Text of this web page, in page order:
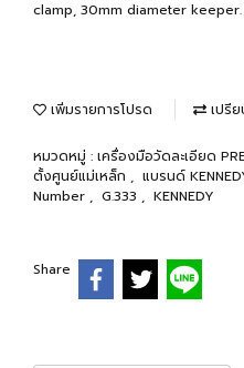
clamp, 30mm diameter keeper.
เพิ่มรายการโปรด เปรี
หมวดหมู่ : เครื่องมือวัดละเอียด
ตั้งศูนย์แม่เหล็ก , แบรนด์
Number , G.333 , KENNEDY
Share